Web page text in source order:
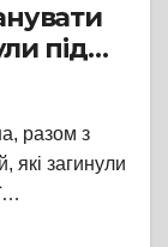
під
разом з
які загинули